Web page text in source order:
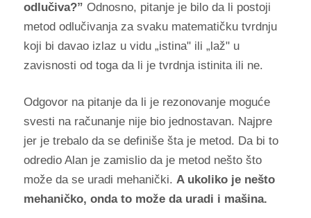
odlučiva?” Odnosno, pitanje je bilo da li postoji
metod odlučivanja za svaku matematičku tvrdnju
koji bi davao izlaz u vidu „istina" ili „laž" u
zavisnosti od toga da li je tvrdnja istinita ili ne.
Odgovor na pitanje da li je rezonovanje moguće
svesti na računanje nije bio jednostavan. Najpre
jer je trebalo da se definiše šta je metod. Da bi to
odredio Alan je zamislio da je metod nešto što
može da se uradi mehanički. A ukoliko je nešto
mehaničko, onda to može da uradi i mašina.